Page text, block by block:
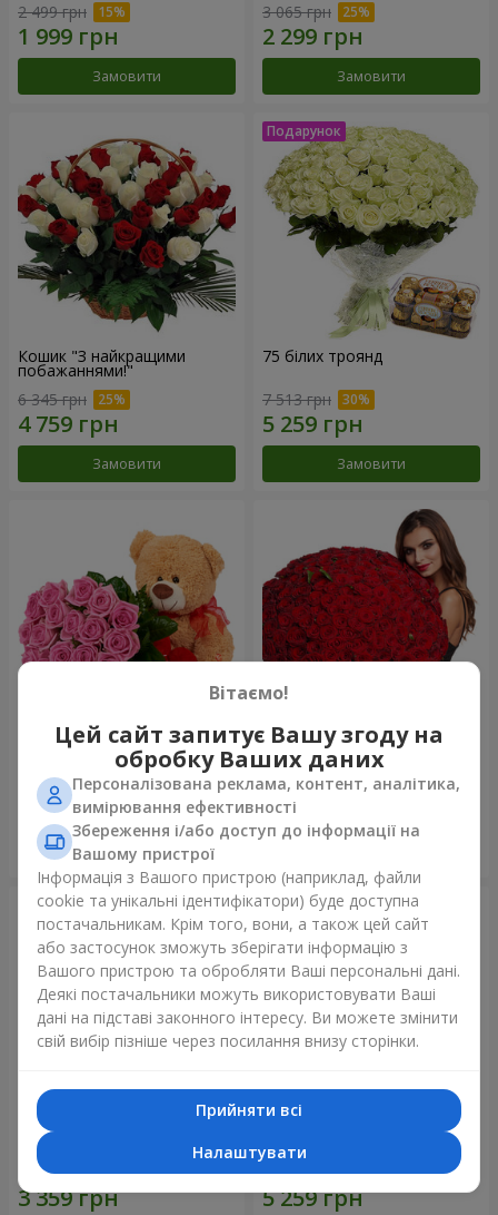
2 499 грн
Замовити
3 065 грн
Замовити
Кошик "З найкращими
побажаннями!"
6 345 грн
Замовити
75 білих троянд
7 513 грн
Замовити
Ведмедик з букетом
3 011 грн
Замовити
151 червона троянда
16 653 грн
Букет "Очей чарівність"
4 199 грн 7 513 грн
Вітаємо!
Цей сайт запитує Вашу згоду на
обробку Ваших даних
Персоналізована реклама, контент, аналітика,
вимірювання ефективності
Збереження і/або доступ до інформації на
Вашому пристрої
Інформація з Вашого пристрою (наприклад, файли
cookie та унікальні ідентифікатори) буде доступна
постачальникам. Крім того, вони, а також цей сайт
або застосунок зможуть зберігати інформацію з
Вашого пристрою та обробляти Ваші персональні дані.
Деякі постачальники можуть використовувати Ваші
дані на підставі законного інтересу. Ви можете змінити
свій вибір пізніше через посилання внизу сторінки.
Прийняти всі
Налаштувати